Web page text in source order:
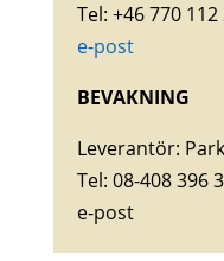
Tel: +46 770 112
e-post
BEVAKNING
Leverantör:
Tel: 08-408 396
e-post